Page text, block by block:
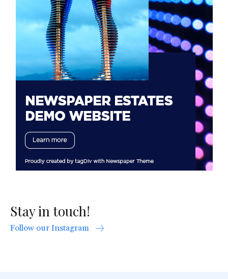
Stay in touch!
Follow our Instagram